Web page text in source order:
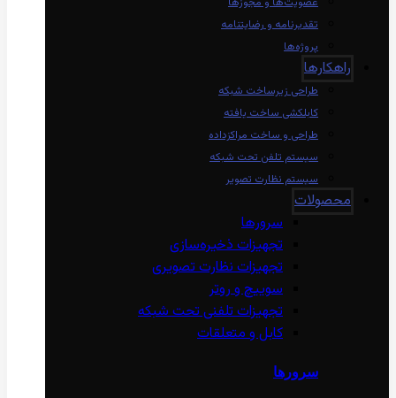
تقدیرنامه و رضایتنامه
پروژه‌ها
راهکارها
طراحی زیرساخت شبکه
کابلکشی ساخت یافته
طراحی و ساخت مراکزداده
سیستم تلفن تحت شبکه
سیستم نظارت تصویر
محصولات
سرورها
تجهیزات ذخیره‌سازی
تجهیزات نظارت تصویری
سوییچ و روتر
تجهیزات تلفنی تحت شبکه
کابل و متعلقات
سرورها